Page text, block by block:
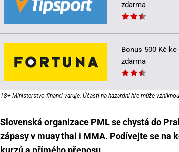
zdarma
Bonus 500 Kč
zdarma
18+ Ministerstvo financí varuje: Účastí na hazardní hře může
Slovenská organizace PML se chystá do
zápasy v muay thai i MMA. Podívejte se na
kurzů a přímého přenosu.